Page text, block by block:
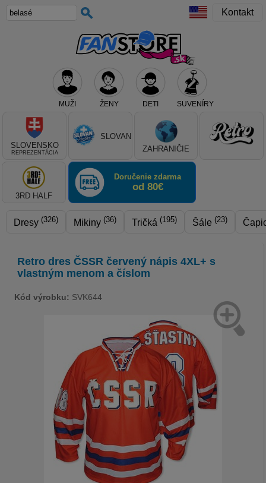
Kontakt
MUŽI ŽENY DETI SUVENÍRY
Teraz vyberte klub, alebo typ výrobku
SLOVENSKO
REPREZENTÁCIA
SLOVAN
ZAHRANIČIE
3RD HALF
Doručenie zdarma
od 80€
Dresy (326) Mikiny (36) Tričká (195) Šále (23)
Retro dres ČSSR červený nápis 4XL+ s
vlastným menom a číslom
Kód výrobku: SVK644